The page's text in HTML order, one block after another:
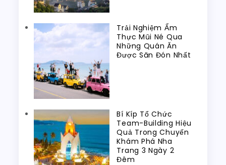
Trải Nghiệm Ẩm
Thực Mũi Né Qua
Những Quán Ăn
Được Săn Đón Nhất
Bí Kíp Tổ Chức
Team-Building Hiệu
Quả Trong Chuyến
Khám Phá Nha
Trang 3 Ngày 2
Đêm